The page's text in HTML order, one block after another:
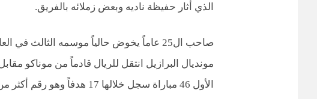
الذي أثار حفيظة ناديه وبعض زملائه بالفريق.
صاحب ال25 عاماً يخوض حالياً موسمه الثالث